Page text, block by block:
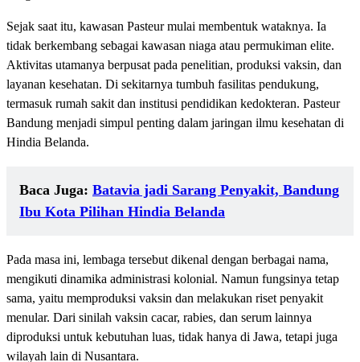
Sejak saat itu, kawasan Pasteur mulai membentuk wataknya. Ia
tidak berkembang sebagai kawasan niaga atau permukiman elite.
Aktivitas utamanya berpusat pada penelitian, produksi vaksin, dan
layanan kesehatan. Di sekitarnya tumbuh fasilitas pendukung,
termasuk rumah sakit dan institusi pendidikan kedokteran. Pasteur
Bandung menjadi simpul penting dalam jaringan ilmu kesehatan di
Hindia Belanda.
Baca Juga: Batavia jadi Sarang Penyakit, Bandung
Ibu Kota Pilihan Hindia Belanda
Pada masa ini, lembaga tersebut dikenal dengan berbagai nama,
mengikuti dinamika administrasi kolonial. Namun fungsinya tetap
sama, yaitu memproduksi vaksin dan melakukan riset penyakit
menular. Dari sinilah vaksin cacar, rabies, dan serum lainnya
diproduksi untuk kebutuhan luas, tidak hanya di Jawa, tetapi juga
wilayah lain di Nusantara.